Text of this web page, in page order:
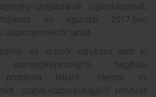
szolgálatának jogászképzését,
és legutóbb 2017-ben
alapismeretekről tanult.
és vezetői irányítása alatt jó
nagyfokú
probléma feltáró-, elemző és
csapat-központúságáról tett/tesz